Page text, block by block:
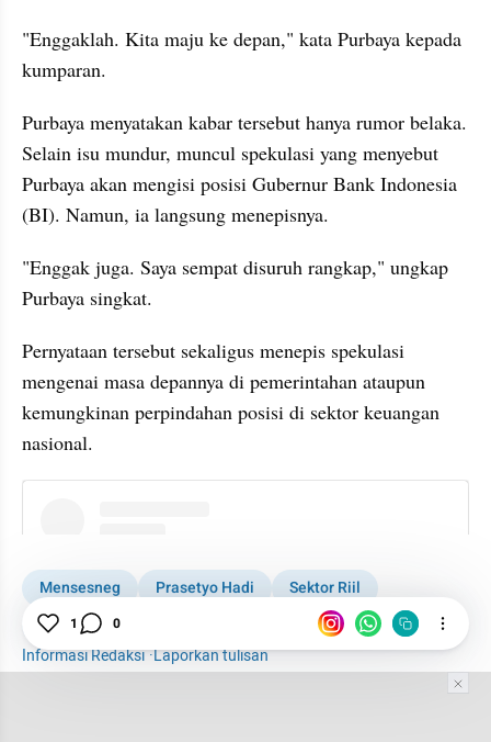
"Enggaklah. Kita maju ke depan," kata Purbaya kepada
kumparan.
Purbaya menyatakan kabar tersebut hanya rumor belaka.
Selain isu mundur, muncul spekulasi yang menyebut
Purbaya akan mengisi posisi Gubernur Bank Indonesia
(BI). Namun, ia langsung menepisnya.
"Enggak juga. Saya sempat disuruh rangkap," ungkap
Purbaya singkat.
Pernyataan tersebut sekaligus menepis spekulasi
mengenai masa depannya di pemerintahan ataupun
kemungkinan perpindahan posisi di sektor keuangan
nasional.
Mensesneg Prasetyo Hadi
Sektor Riil
Purbaya
Reshuffle Kabinet Prabowo
Informasi Redaksi·Laporkan tulisan
1 0